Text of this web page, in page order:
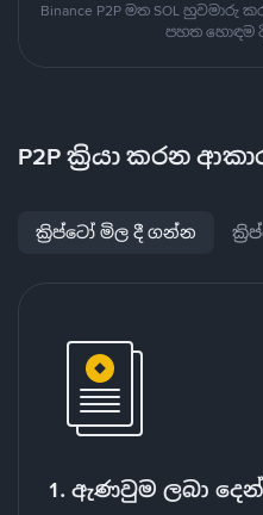
Binance P2P මත SOL
පහත හොඳම
P2P ක්‍රියා කරන
ක්‍රිප්ටෝ මිල දී ගන්න
1. ඇණවුම ලබා